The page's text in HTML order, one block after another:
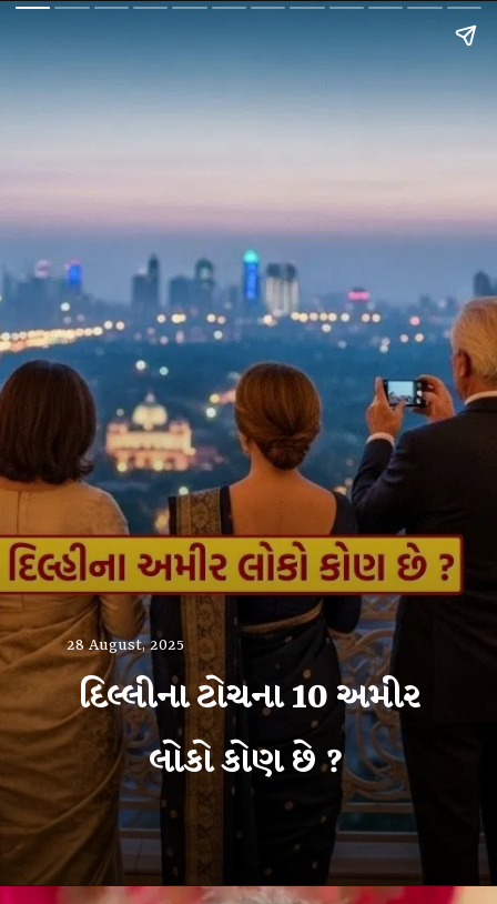
દિલ્લીના ટોચના 10 અમીર
લોકો કોણ છે ?
28 August, 2025